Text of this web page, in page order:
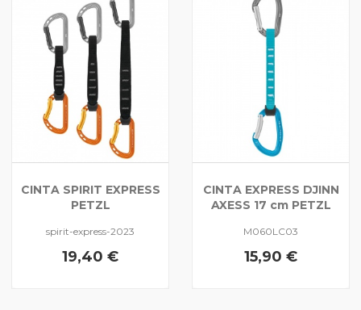
CINTA SPIRIT EXPRESS
PETZL
spirit-express-2023
19,40 €
CINTA EXPRESS DJINN
AXESS 17 cm PETZL
M060LC03
15,90 €